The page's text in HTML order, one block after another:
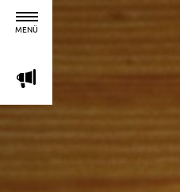
MENÜ
m